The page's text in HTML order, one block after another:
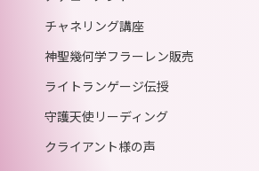
チャネリング講座
神聖幾何学フラーレン販売
ライトランゲージ伝授
守護天使リーディング
クライアント様の声